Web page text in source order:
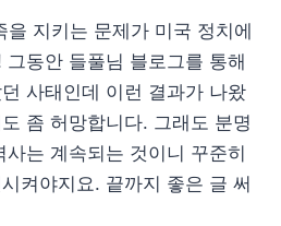
을 지키는 문제가 미국 정치에
동안 들풀님 블로그를 통해
사태인데 이런 결과가 나왔
좀 허망합니다. 그래도 분명
는 계속되는 것이니 꾸준히
켜야지요. 끝까지 좋은 글 써